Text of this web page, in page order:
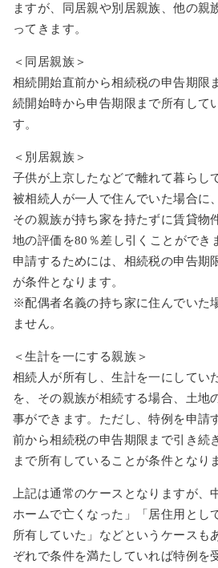
ますが、同居親や別居親族、他の親
ってきます。
＜同居親族＞
相続開始直前から相続税の申告期限
続開始時から申告期限まで所有して
す。
＜別居親族＞
子供が上京したなどで離れて暮らし
被相続人が一人で住んでいた場合に
その親族が持ち家を持たずに賃貸物
地の評価を80％差し引くことができ
申請するためには、相続税の申告期
が条件となります。
※配偶者名義の持ち家に住んでいた
ません。
＜生計を一にする親族＞
相続人が所有し、生計を一にしてい
を、その親族が相続する場合、土地
事ができます。ただし、特例を申請
前から相続税の申告期限まで引き続
まで所有していることが条件となり
上記は通常のケースとなりますが、
ホームで亡くなった」「居住用とし
所有していた」などというケースも
ぞれで条件を満たしていれば特例を